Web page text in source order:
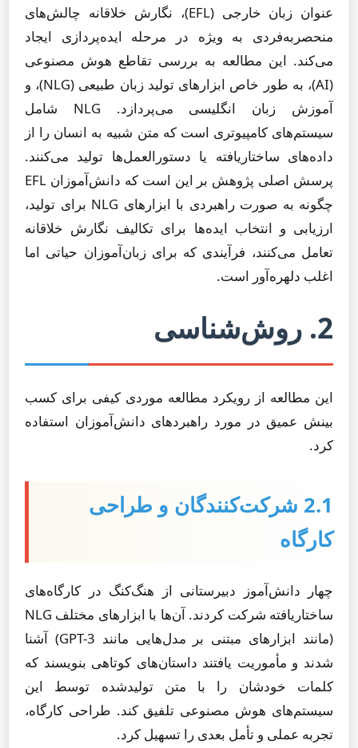
عنوان زبان خارجی (EFL)، نگارش خلاقانه چالش‌های
منحصربه‌فردی به ویژه در مرحله ایده‌پردازی ایجاد
می‌کند. این مطالعه به بررسی تقاطع هوش مصنوعی
(AI)، به طور خاص ابزارهای تولید زبان طبیعی (NLG)، و
آموزش زبان انگلیسی می‌پردازد. NLG شامل
سیستم‌های کامپیوتری است که متن شبیه به انسان را از
داده‌های ساختاریافته یا دستورالعمل‌ها تولید می‌کنند.
پرسش اصلی پژوهش بر این است که دانش‌آموزان EFL
چگونه به صورت راهبردی با ابزارهای NLG برای تولید،
ارزیابی و انتخاب ایده‌ها برای تکالیف نگارش خلاقانه
تعامل می‌کنند، فرآیندی که برای زبان‌آموزان حیاتی اما
اغلب دلهره‌آور است.
2. روش‌شناسی
این مطالعه از رویکرد مطالعه موردی کیفی برای کسب
بینش عمیق در مورد راهبردهای دانش‌آموزان استفاده
کرد.
2.1 شرکت‌کنندگان و طراحی
کارگاه
چهار دانش‌آموز دبیرستانی از هنگ‌کنگ در کارگاه‌های
ساختاریافته شرکت کردند. آن‌ها با ابزارهای مختلف NLG
(مانند ابزارهای مبتنی بر مدل‌هایی مانند GPT-3) آشنا
شدند و مأموریت یافتند داستان‌های کوتاهی بنویسند که
کلمات خودشان را با متن تولیدشده توسط این
سیستم‌های هوش مصنوعی تلفیق کند. طراحی کارگاه،
تجربه عملی و تأمل بعدی را تسهیل کرد.